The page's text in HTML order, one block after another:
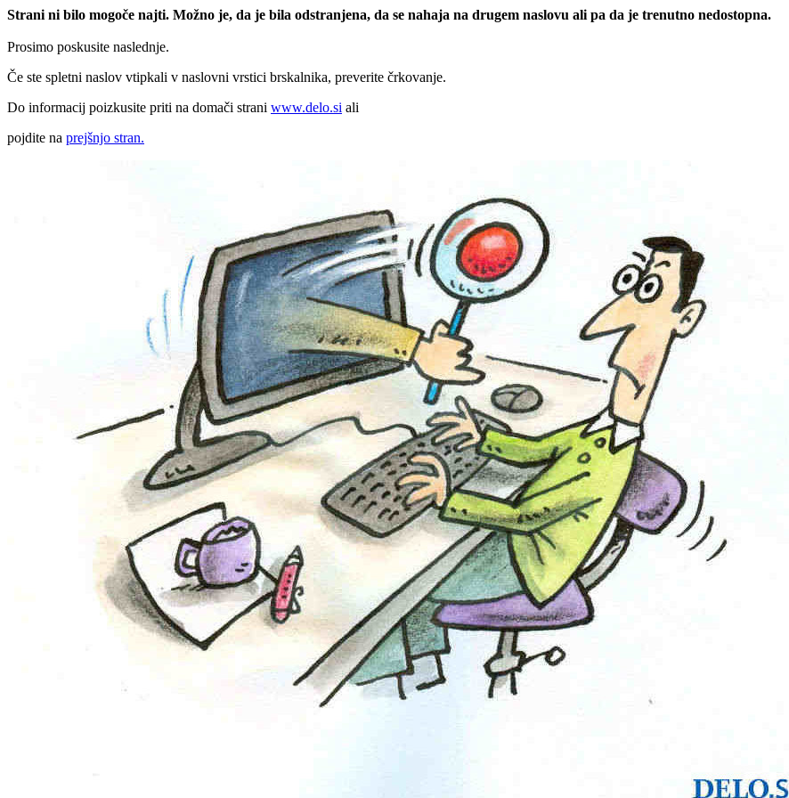
Strani ni bilo mogoče najti. Možno je, da je bila odstranjena, da se nahaja na drugem naslovu ali pa da je trenutno nedostopna.
Prosimo poskusite naslednje.
Če ste spletni naslov vtipkali v naslovni vrstici brskalnika, preverite črkovanje.
Do informacij poizkusite priti na domači strani www.delo.si ali
pojdite na prejšnjo stran.